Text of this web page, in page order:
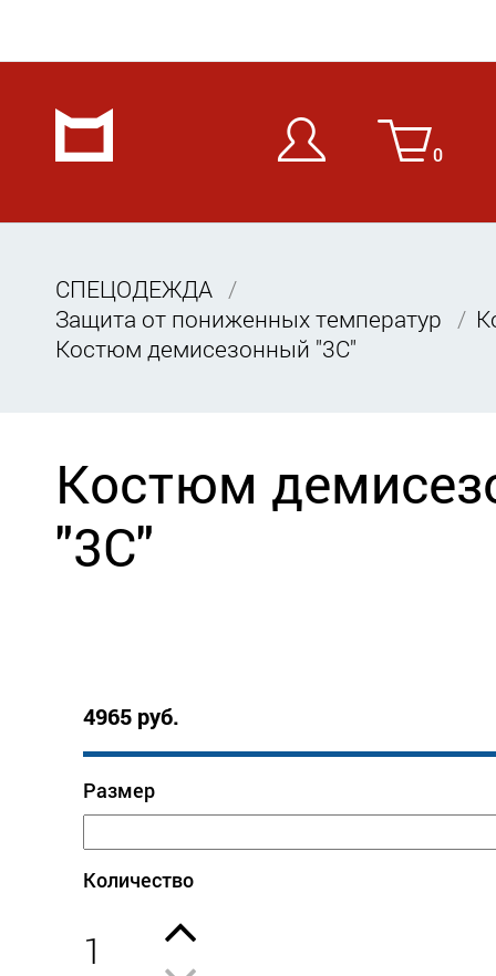
0
СПЕЦОДЕЖДА
Защита от пониженных температур
Костюм демисезонный "3C"
Костюм
"3C"
4965 руб.
Размер
Количество
1